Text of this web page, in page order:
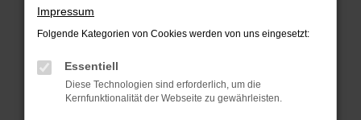
Internetverbindung.
Laden andere Webseiten, zum Beispiel deine
Manche Erweiterungen, wie Werbeblocker,
Impressum
Folgende Kategorien von Cookies werden von uns eingesetzt:
Essentiell
Diese Technologien sind erforderlich, um die
Kernfunktionalität der Webseite zu gewährleisten.